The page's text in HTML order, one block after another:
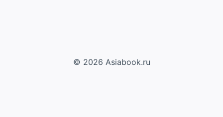
© 2026 Asiabook.ru